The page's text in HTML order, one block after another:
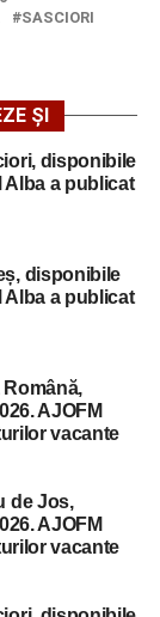
SASCIORI
ȘI
disponibile
Alba a publicat
disponibile
Alba a publicat
AJOFM
vacante
de Jos,
AJOFM
vacante